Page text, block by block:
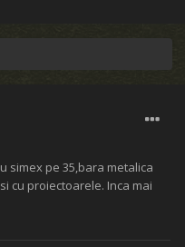
simex pe 35,bara metalica
cu proiectoarele. Inca mai